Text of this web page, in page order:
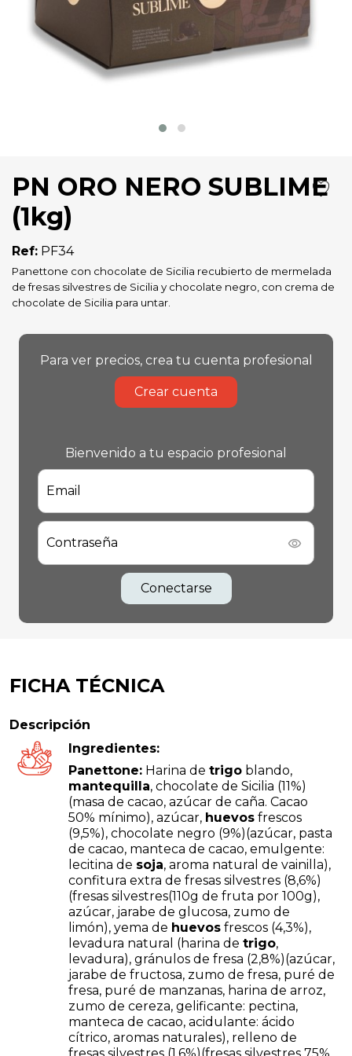
PN ORO NERO SUBLIME
(1kg)
Ref: PF34
Panettone con chocolate de Sicilia recubierto de mermelada
de fresas silvestres de Sicilia y chocolate negro, con crema de
chocolate de Sicilia para untar.
Para ver precios, crea tu cuenta profesional
Crear cuenta
Bienvenido a tu espacio profesional
Email
Contraseña
Conectarse
FICHA TÉCNICA
Descripción
Ingredientes:
Panettone: Harina de trigo blando,
mantequilla, chocolate de Sicilia (11%)
(masa de cacao, azúcar de caña. Cacao
50% mínimo), azúcar, huevos frescos
(9,5%), chocolate negro (9%)(azúcar, pasta
de cacao, manteca de cacao, emulgente:
lecitina de soja, aroma natural de vainilla),
confitura extra de fresas silvestres (8,6%)
(fresas silvestres(110g de fruta por 100g),
azúcar, jarabe de glucosa, zumo de
limón), yema de huevos frescos (4,3%),
levadura natural (harina de trigo,
levadura), gránulos de fresa (2,8%)(azúcar,
jarabe de fructosa, zumo de fresa, puré de
fresa, puré de manzanas, harina de arroz,
zumo de cereza, gelificante: pectina,
manteca de cacao, acidulante: ácido
cítrico, aromas naturales), relleno de